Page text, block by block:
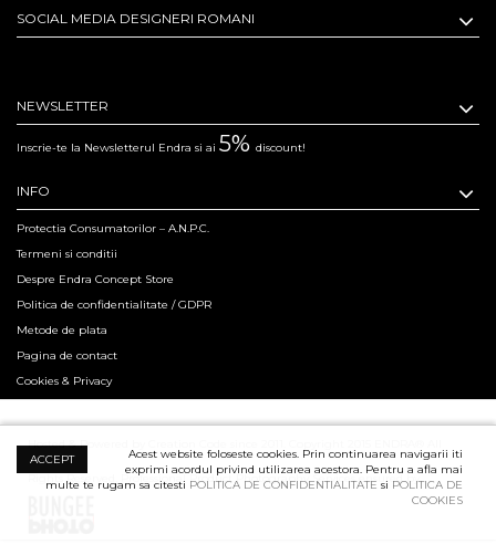
SOCIAL MEDIA DESIGNERI ROMANI
NEWSLETTER
Inscrie-te la Newsletterul Endra si ai 5% discount!
INFO
Protectia Consumatorilor – A.N.P.C.
Termeni si conditii
Despre Endra Concept Store
Politica de confidentialitate / GDPR
Metode de plata
Pagina de contact
Cookies & Privacy
Hosted & Powered by Creation Code since 2011. Copyright 2015 ENDRA® All
Rights Reserved. Professional Product Photography Services ensured by
ACCEPT
Acest website foloseste cookies. Prin continuarea navigarii iti
exprimi acordul privind utilizarea acestora. Pentru a afla mai
multe te rugam sa citesti POLITICA DE CONFIDENTIALITATE si POLITICA DE
COOKIES